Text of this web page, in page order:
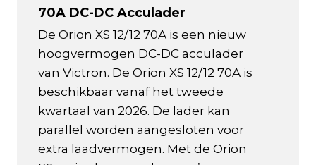
70A DC-DC Acculader
De Orion XS 12/12 70A is een nieuw
hoogvermogen DC-DC acculader
van Victron. De Orion XS 12/12 70A is
beschikbaar vanaf het tweede
kwartaal van 2026. De lader kan
parallel worden aangesloten voor
extra laadvermogen. Met de Orion